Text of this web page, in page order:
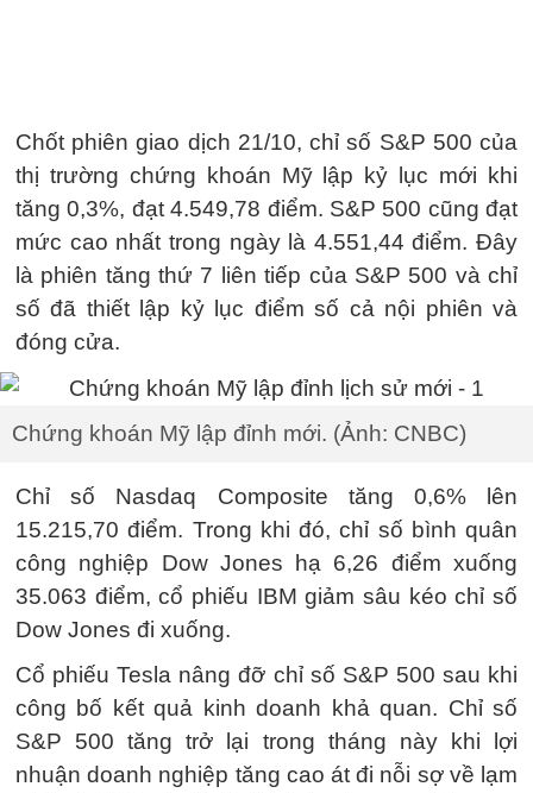
Chốt phiên giao dịch 21/10, chỉ số S&P 500 của
thị trường chứng khoán Mỹ lập kỷ lục mới khi
tăng 0,3%, đạt 4.549,78 điểm. S&P 500 cũng đạt
mức cao nhất trong ngày là 4.551,44 điểm. Đây
là phiên tăng thứ 7 liên tiếp của S&P 500 và chỉ
số đã thiết lập kỷ lục điểm số cả nội phiên và
đóng cửa.
Chứng khoán Mỹ lập đỉnh mới. (Ảnh: CNBC)
Chỉ số Nasdaq Composite tăng 0,6% lên
15.215,70 điểm. Trong khi đó, chỉ số bình quân
công nghiệp Dow Jones hạ 6,26 điểm xuống
35.063 điểm, cổ phiếu IBM giảm sâu kéo chỉ số
Dow Jones đi xuống.
Cổ phiếu Tesla nâng đỡ chỉ số S&P 500 sau khi
công bố kết quả kinh doanh khả quan. Chỉ số
S&P 500 tăng trở lại trong tháng này khi lợi
nhuận doanh nghiệp tăng cao át đi nỗi sợ về lạm